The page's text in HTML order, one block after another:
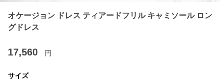
オケージョン ドレス ティアードフリル キャミソール ロン
グドレス
17,560 円
サイズ